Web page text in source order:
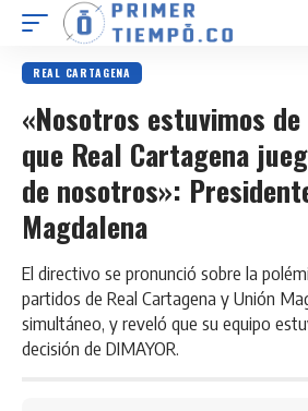
REAL CARTAGENA
«Nosotros estuvimos
que Real Cartagena
de nosotros»:
Magdalena
El directivo se pronunció sobre la
partidos de Real Cartagena y Unión
simultáneo, y reveló que su equipo
decisión de DIMAYOR.